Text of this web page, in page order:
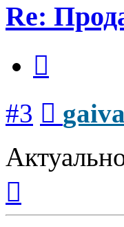
Re:
#3 gaiva
началу